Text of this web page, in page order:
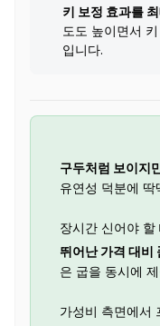
키 보정 효과를
도도 높이면서
입니다.
구두처럼 보이지
유연성 덕분에 딱
장시간 신어야 할
뛰어난 가격 대비
은 굽을 동시에
가성비 측면에서